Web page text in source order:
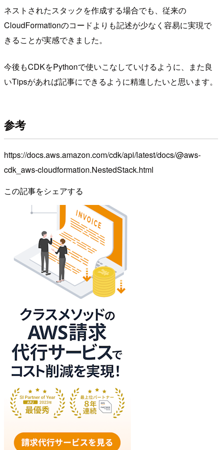
ネストされたスタックを作成する場合でも、従来の
CloudFormationのコードよりも記述が少なく容易に実現で
きることが実感できました。
今後もCDKをPythonで使いこなしていけるように、また良
いTipsがあれば記事にできるように精進したいと思います。
参考
https://docs.aws.amazon.com/cdk/api/latest/docs/@aws-
cdk_aws-cloudformation.NestedStack.html
この記事をシェアする